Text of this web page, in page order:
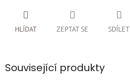
ZEPTAT SE
HLÍDAT SDÍLET
Související produkty